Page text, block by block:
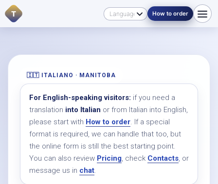
T How to order
🇮🇹 ITALIANO · MANITOBA
For English-speaking visitors: if you need a
translation into Italian or from Italian into English,
please start with How to order. If a special
format is required, we can handle that too, but
the online form is still the best starting point.
You can also review Pricing, check Contacts, or
message us in chat.